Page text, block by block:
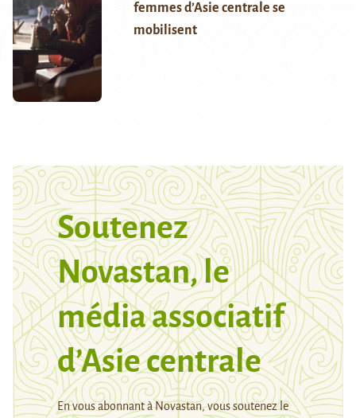
femmes d’Asie centrale se
mobilisent
Soutenez
Novastan, le
média associatif
d’Asie centrale
En vous abonnant à Novastan, vous soutenez le